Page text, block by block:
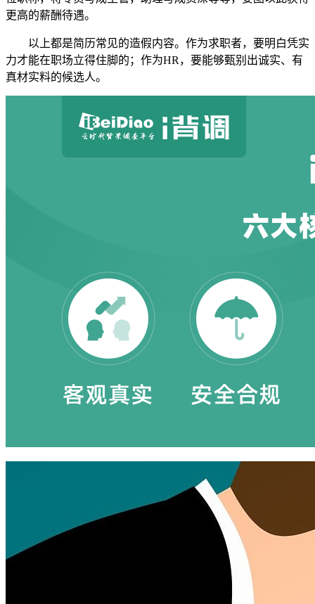
更高的薪酬待遇。
以上都是简历常见的造假内容。作为求职者，要明白凭实
力才能在职场立得住脚的；作为HR，要能够甄别出诚实、有
真材实料的候选人。